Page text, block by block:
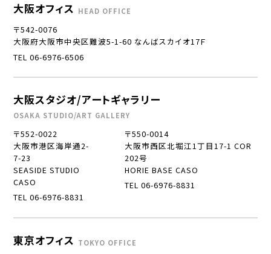
大阪オフィス HEAD OFFICE
〒542-0076
大阪府大阪市中央区難波5-1-60 なんばスカイオ17Ｆ
TEL 06-6976-6506
大阪スタジオ/アートギャラリー
OSAKA STUDIO/ART GALLERY
〒552-0022
大阪市港区海岸通2-
7-23
SEASIDE STUDIO
CASO
TEL 06-6976-8831
〒550-0014
大阪市西区北堀江1丁目17-1 COR
202号
HORIE BASE CASO
TEL 06-6976-8831
東京オフィス TOKYO OFFICE